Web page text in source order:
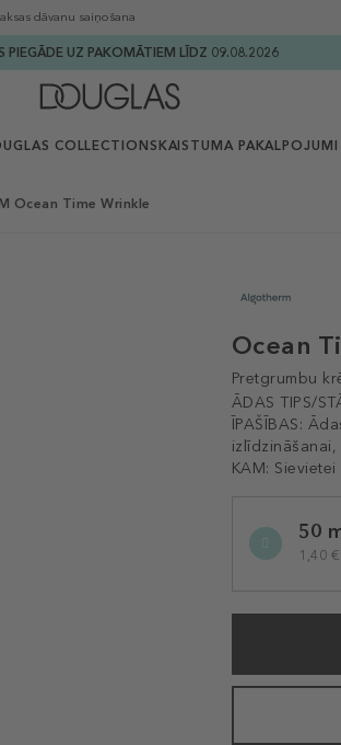
dāvanu saiņošana
PIEGĀDE UZ PAKOMĀTIEM LĪDZ 09.08.2026
COLLECTION SKAISTUMA PAKALPOJUMI
Ocean Time Wrinkle
Ocean
Pretgrumbu
ĀDAS TIPS/
ĪPAŠĪBAS:
KAM: Sievietei
variation50
1,40